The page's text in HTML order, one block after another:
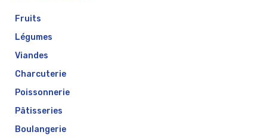
Fruits
Légumes
Viandes
Charcuterie
Poissonnerie
Pâtisseries
Boulangerie